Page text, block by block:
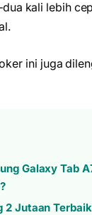
kali lebih
ini juga
Galaxy Tab
2 Jutaan